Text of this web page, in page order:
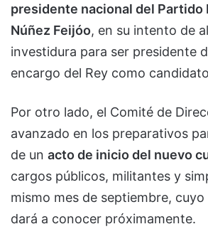
presidente nacional del Partido
Núñez Feijóo, en su intento de
investidura para ser presidente
encargo del Rey como
Por otro lado, el Comité de
avanzado en los preparativos
de un acto de inicio del nuevo
cargos públicos, militantes y
mismo mes de septiembre, cuyo
dará a conocer próximamente.